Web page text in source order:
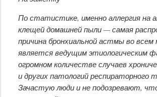
По статистике, именно аллергия на
клещей домашней пыли — самая
причина бронхиальной астмы во
является ведущим этиологическим
огромном количестве случаев
и других патологий респираторного
Зачастую люди и не подозревают,